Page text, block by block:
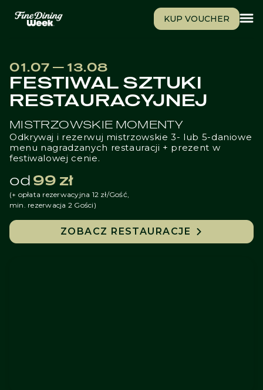
KUP VOUCHER
01.07 — 13.08
FESTIWAL SZTUKI
RESTAURACYJNEJ
MISTRZOWSKIE MOMENTY
Odkrywaj i rezerwuj mistrzowskie 3- lub 5-daniowe
menu nagradzanych restauracji + prezent w
festiwalowej cenie.
od 99 zł
(+ opłata rezerwacyjna 12 zł/Gość,
min. rezerwacja 2 Gości)
ZOBACZ RESTAURACJE